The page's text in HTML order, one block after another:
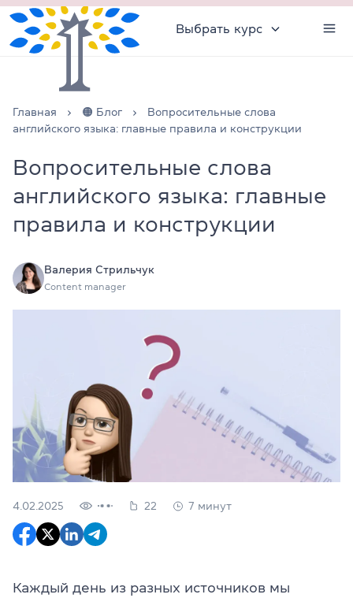
Выбрать курс
Главная 🟠 Блог
Вопросительные слова
английского языка: главные правила и конструкции
Вопросительные слова
английского языка: главные
правила и конструкции
Валерия Стрильчук
Content manager
4.02.2025 22 7 минут
Каждый день из разных источников мы